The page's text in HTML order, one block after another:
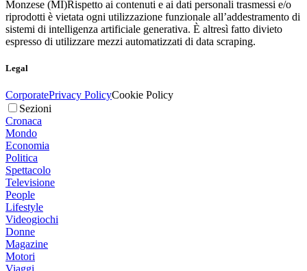
Monzese (MI)Rispetto ai contenuti e ai dati personali trasmessi e/o
riprodotti è vietata ogni utilizzazione funzionale all’addestramento di
sistemi di intelligenza artificiale generativa. È altresì fatto divieto
espresso di utilizzare mezzi automatizzati di data scraping.
Legal
CorporatePrivacy PolicyCookie Policy
Sezioni
Cronaca
Mondo
Economia
Politica
Spettacolo
Televisione
People
Lifestyle
Videogiochi
Donne
Magazine
Motori